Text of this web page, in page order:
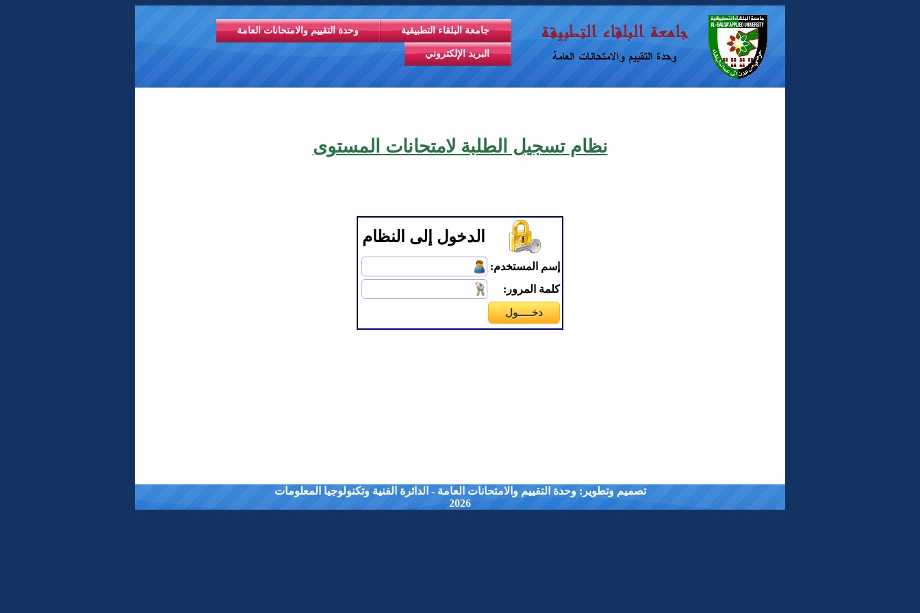
جامعة البلقاء التطبيقية وحدة التقييم والامتحانات العامة
البريد الإلكتروني
نظام تسجيل الطلبة لامتحانات المستوى
الدخول إلى النظام
إسم المستخدم:
كلمة المرور:
تصميم وتطوير: وحدة التقييم والامتحانات العامة - الدائرة الفنية وتكنولوجيا المعلومات
2026